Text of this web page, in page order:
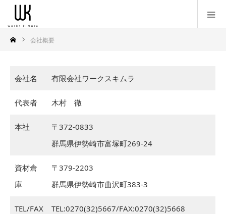
会社概要
会社名 有限会社ワークスキムラ
代表者 木村 徹
本社
〒372-0833
群馬県伊勢崎市富塚町269-24
資材倉
庫
〒379-2203
群馬県伊勢崎市曲沢町383-3
TEL/FAX TEL:0270(32)5667/FAX:0270(32)5668